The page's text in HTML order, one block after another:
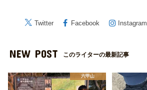
Twitter Facebook Instagram
NEW POST このライターの最新記事
六甲山